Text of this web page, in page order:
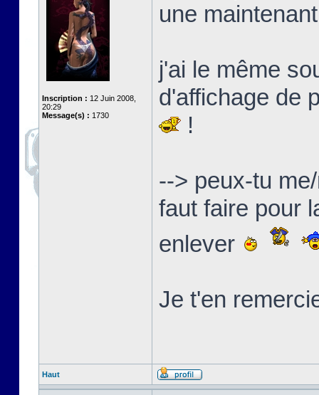
Inscription : 12 Juin 2008,
20:29
Message(s) : 1730
une
j'ai le même
d'affichage de
!
--> peux-tu
faut faire pour
enlever
Je t'en
Haut